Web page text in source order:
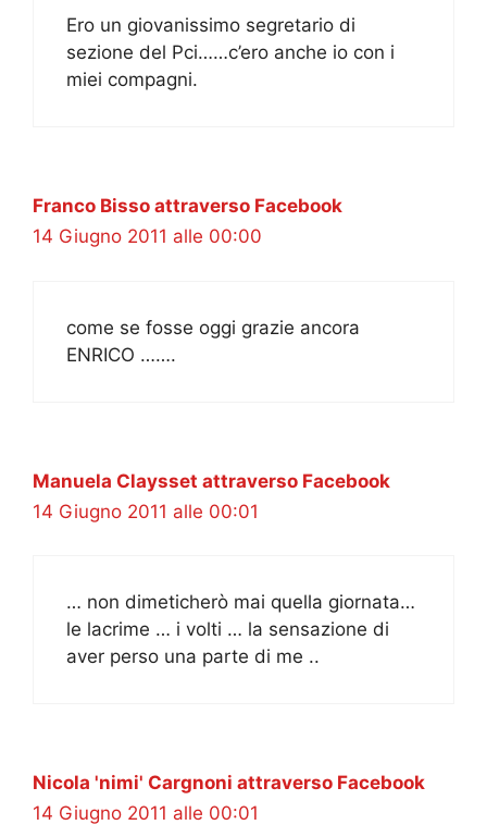
Ero un giovanissimo segretario di
sezione del Pci……c’ero anche io con i
miei compagni.
Franco Bisso attraverso Facebook
14 Giugno 2011 alle 00:00
come se fosse oggi grazie ancora
ENRICO …….
Manuela Claysset attraverso Facebook
14 Giugno 2011 alle 00:01
… non dimeticherò mai quella giornata…
le lacrime … i volti … la sensazione di
aver perso una parte di me ..
Nicola 'nimi' Cargnoni attraverso Facebook
14 Giugno 2011 alle 00:01